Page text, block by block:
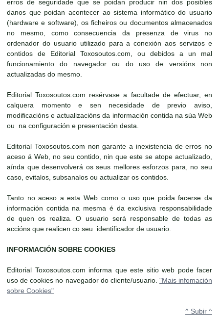
erros de seguridade que se poidan producir nin dos posibles
danos que poidan acontecer ao sistema informático do usuario
(hardware e software), os ficheiros ou documentos almacenados
no mesmo, como consecuencia da presenza de virus no
ordenador do usuario utilizado para a conexión aos servizos e
contidos de Editorial Toxosoutos.com, ou debidos a un mal
funcionamiento do navegador ou do uso de versións non
actualizadas do mesmo.
Editorial Toxosoutos.com resérvase a facultade de efectuar, en
calquera momento e sen necesidade de previo aviso,
modificacións e actualizacións da información contida na súa Web
ou na configuración e presentación desta.
Editorial Toxosoutos.com non garante a inexistencia de erros no
aceso á Web, no seu contido, nin que este se atope actualizado,
aínda que desenvolverá os seus mellores esforzos para, no seu
caso, evitalos, subsanalos ou actualizar os contidos.
Tanto no aceso a esta Web como o uso que poida facerse da
información contida na mesma é da exclusiva responsabilidade
de quen os realiza. O usuario será responsable de todas as
accións que realicen co seu identificador de usuario.
INFORMACIÓN SOBRE COOKIES
Editorial Toxosoutos.com informa que este sitio web pode facer
uso de cookies no navegador do cliente/usuario. "Mais infomación
sobre Cookies"
^ Subir ^